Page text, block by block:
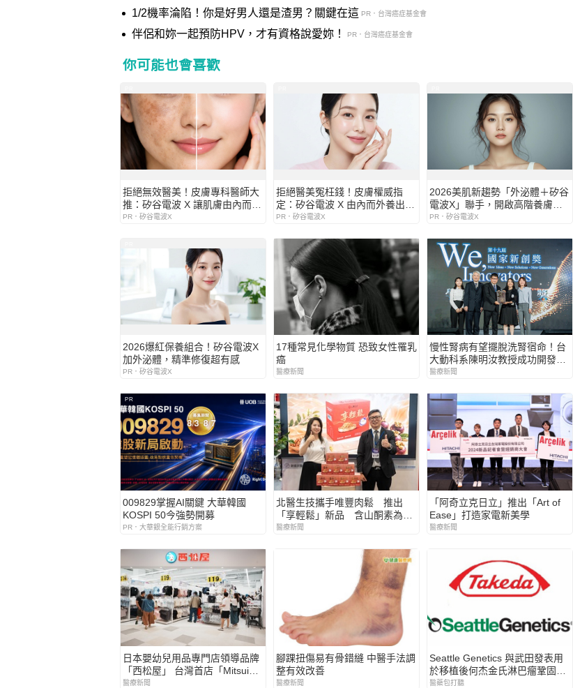
1/2機率淪陷！你是好男人還是渣男？關鍵在這 PR．台灣癌症基金會
伴侶和妳一起預防HPV，才有資格說愛妳！ PR．台灣癌症基金會
你可能也會喜歡
拒絕無效醫美！皮膚專科醫師大
推：矽谷電波 X 讓肌膚由內而外
更強韌
PR．矽谷電波X
拒絕醫美冤枉錢！皮膚權威指
定：矽谷電波 X 由內而外養出逆
齡好膚質
PR．矽谷電波X
2026美肌新趨勢「外泌體＋矽谷
電波X」聯手，開啟高階養膚新
世代
PR．矽谷電波X
2026爆紅保養組合！矽谷電波X
加外泌體，精準修復超有感
PR．矽谷電波X
17種常見化學物質 恐致女性罹乳
癌
醫療新聞
慢性腎病有望擺脫洗腎宿命！台
大動科系陳明汝教授成功開發
「Lm益生菌」可延緩腎功能惡化
醫療新聞
PR
009829掌握AI關鍵 大華韓國
KOSPI 50今強勢開募
PR．大華銀全能行銷方案
北醫生技攜手唯豐肉鬆 推出
「享輕鬆」新品 含山酮素為長
輩打造日常營養新選擇
醫療新聞
「阿奇立克日立」推出「Art of
Ease」打造家電新美學
醫療新聞
日本嬰幼兒用品專門店領導品牌
「西松屋」 台灣首店「Mitsui
Outlet Park 台南店」正式開幕
醫療新聞
腳踝扭傷易有骨錯縫 中醫手法調
整有效改善
醫療新聞
Seattle Genetics 與武田發表用
於移植後何杰金氏淋巴瘤鞏固治
療的臨床試驗資料
醫藥包打聽